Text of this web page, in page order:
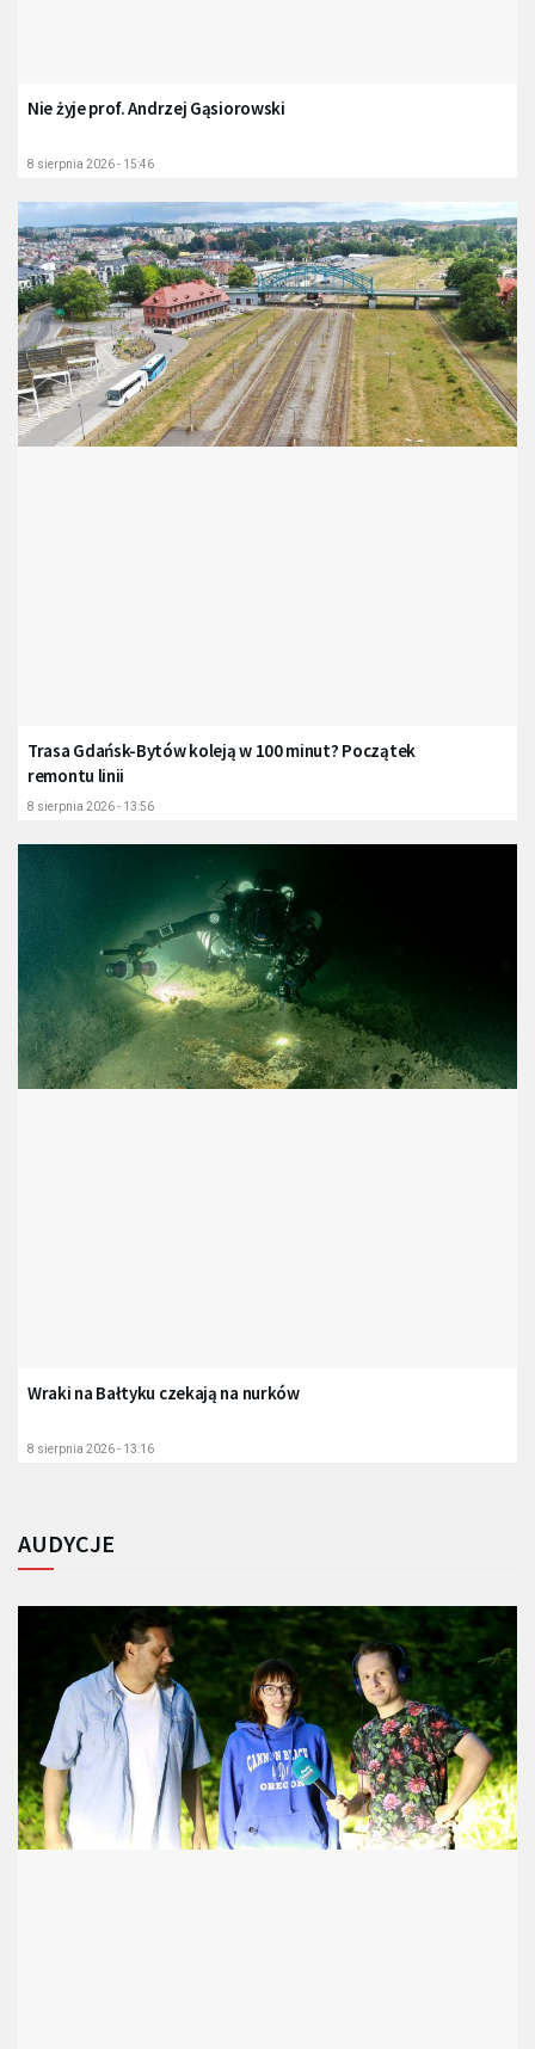
Nie żyje prof. Andrzej Gąsiorowski
8 sierpnia 2026 - 15:46
Trasa Gdańsk-Bytów koleją w 100 minut? Początek
remontu linii
8 sierpnia 2026 - 13:56
Wraki na Bałtyku czekają na nurków
8 sierpnia 2026 - 13:16
AUDYCJE